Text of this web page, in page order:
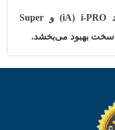
(iA) i-PROو Super
سخت بهبود می‌بخشد.